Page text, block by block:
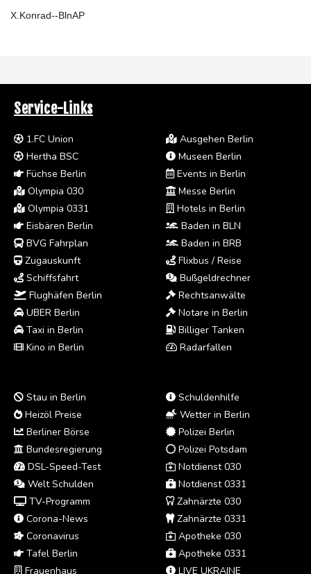
X.Konrad--BlnAP
Service-Links
1.FC Union
Hertha BSC
Füchse Berlin
Olympia 030
Olympia 0331
Eisbären Berlin
BVG Fahrplan
Zugauskunft
Schiffsfahrt
Flughäfen Berlin
UBER Berlin
Taxi in Berlin
Kino in Berlin
Ausgehen Berlin
Museen Berlin
Events in Berlin
Messe Berlin
Hotels in Berlin
Baden in BLN
Baden in BRB
Flixbus / Reise
Bußgeldrechner
Rechtsanwälte
Notare in Berlin
Billiger Tanken
Radarfallen
Stau in Berlin
Heizöl Preise
Berliner Börse
Bundesregierung
DSL-Speed-Test
Welt Schulden
TV-Programm
Corona-News
Coronavirus
Tafel Berlin
Frauenhaus
Schuldenhilfe
Wetter in Berlin
Polizei Berlin
Polizei Potsdam
Notdienst 030
Notdienst 0331
Zahnärzte 030
Zahnärzte 0331
Apotheke 030
Apotheke 0331
LIVE UKRAINE